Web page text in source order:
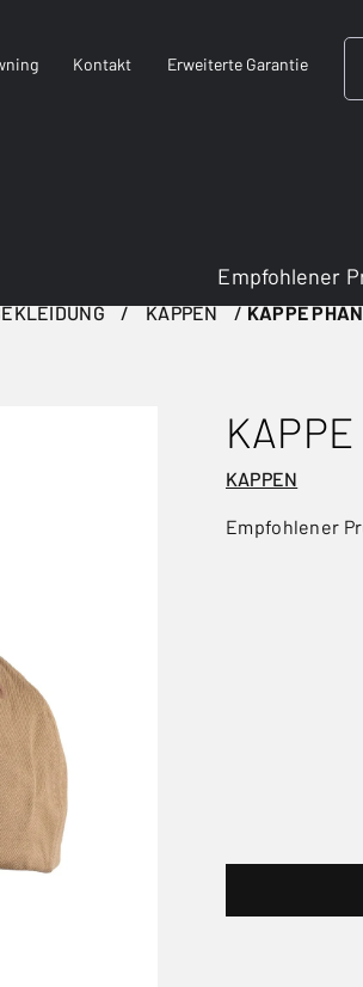
Kontakt Erweiterte Garantie
KAPPEN KAPPE
KAPPEN
Empfohlener
Empfohlener